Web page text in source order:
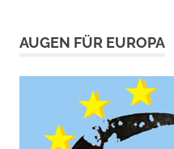
AUGEN FÜR EUROPA